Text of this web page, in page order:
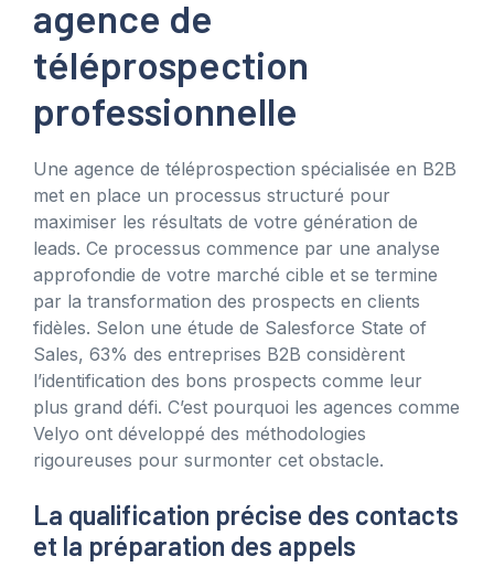
agence de
téléprospection
professionnelle
Une agence de téléprospection spécialisée en B2B
met en place un processus structuré pour
maximiser les résultats de votre génération de
leads. Ce processus commence par une analyse
approfondie de votre marché cible et se termine
par la transformation des prospects en clients
fidèles. Selon une étude de Salesforce State of
Sales, 63% des entreprises B2B considèrent
l’identification des bons prospects comme leur
plus grand défi. C’est pourquoi les agences comme
Velyo ont développé des méthodologies
rigoureuses pour surmonter cet obstacle.
La qualification précise des contacts
et la préparation des appels